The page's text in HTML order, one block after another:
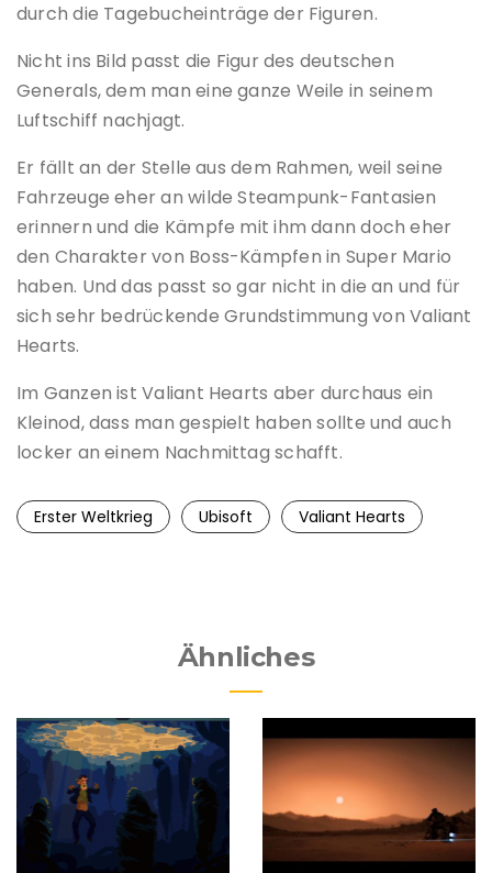
durch die Tagebucheinträge der Figuren.
Nicht ins Bild passt die Figur des deutschen
Generals, dem man eine ganze Weile in seinem
Luftschiff nachjagt.
Er fällt an der Stelle aus dem Rahmen, weil seine
Fahrzeuge eher an wilde Steampunk-Fantasien
erinnern und die Kämpfe mit ihm dann doch eher
den Charakter von Boss-Kämpfen in Super Mario
haben. Und das passt so gar nicht in die an und für
sich sehr bedrückende Grundstimmung von Valiant
Hearts.
Im Ganzen ist Valiant Hearts aber durchaus ein
Kleinod, dass man gespielt haben sollte und auch
locker an einem Nachmittag schafft.
Erster Weltkrieg Ubisoft Valiant Hearts
Ähnliches